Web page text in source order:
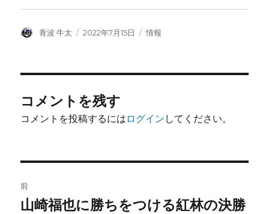
投
青波 牛太
投
2022年7月15日
カ
情報
コメントを残す
コメントを投稿するには ログイン してください。
稿
前
前
山崎福也に勝ちをつける紅林の決勝